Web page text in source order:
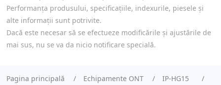
Performanța produsului, specificațiile, indexurile, piesele și
alte informații sunt potrivite.
Dacă este necesar să se efectueze modificările și ajustările de
mai sus, nu se va da nicio notificare specială.
Pagina principală Echipamente ONT
IP-HG15